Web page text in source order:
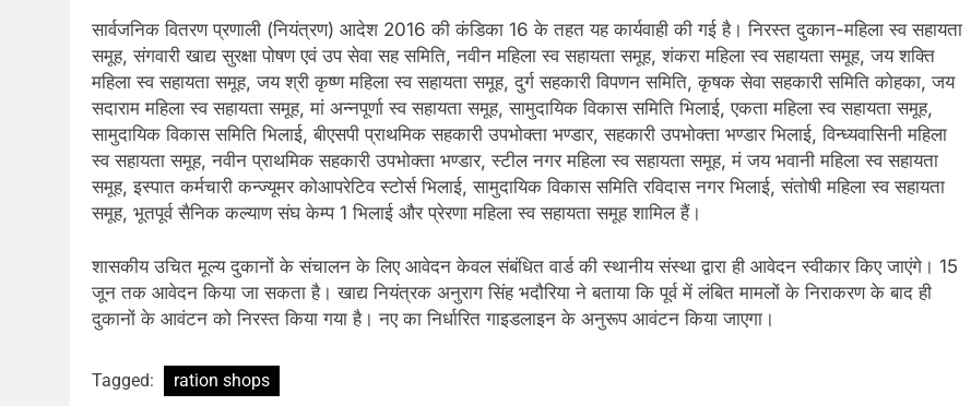
सार्वजनिक वितरण प्रणाली (नियंत्रण) आदेश 2016 की कंडिका 16 के तहत यह कार्यवाही की गई है। निरस्त दुकान-महिला स्व सहायता
समूह, संगवारी खाद्य सुरक्षा पोषण एवं उप सेवा सह समिति, नवीन महिला स्व सहायता समूह, शंकरा महिला स्व सहायता समूह, जय शक्ति
महिला स्व सहायता समूह, जय श्री कृष्ण महिला स्व सहायता समूह, दुर्ग सहकारी विपणन समिति, कृषक सेवा सहकारी समिति कोहका, जय
सदाराम महिला स्व सहायता समूह, मां अन्नपूर्णा स्व सहायता समूह, सामुदायिक विकास समिति भिलाई, एकता महिला स्व सहायता समूह,
सामुदायिक विकास समिति भिलाई, बीएसपी प्राथमिक सहकारी उपभोक्ता भण्डार, सहकारी उपभोक्ता भण्डार भिलाई, विन्ध्यवासिनी महिला
स्व सहायता समूह, नवीन प्राथमिक सहकारी उपभोक्ता भण्डार, स्टील नगर महिला स्व सहायता समूह, मं जय भवानी महिला स्व सहायता
समूह, इस्पात कर्मचारी कन्ज्यूमर कोआपरेटिव स्टोर्स भिलाई, सामुदायिक विकास समिति रविदास नगर भिलाई, संतोषी महिला स्व सहायता
समूह, भूतपूर्व सैनिक कल्याण संघ केम्प 1 भिलाई और प्रेरणा महिला स्व सहायता समूह शामिल हैं।
शासकीय उचित मूल्य दुकानों के संचालन के लिए आवेदन केवल संबंधित वार्ड की स्थानीय संस्था द्वारा ही आवेदन स्वीकार किए जाएंगे। 15
जून तक आवेदन किया जा सकता है। खाद्य नियंत्रक अनुराग सिंह भदौरिया ने बताया कि पूर्व में लंबित मामलों के निराकरण के बाद ही
दुकानों के आवंटन को निरस्त किया गया है। नए का निर्धारित गाइडलाइन के अनुरूप आवंटन किया जाएगा।
Tagged: ration shops